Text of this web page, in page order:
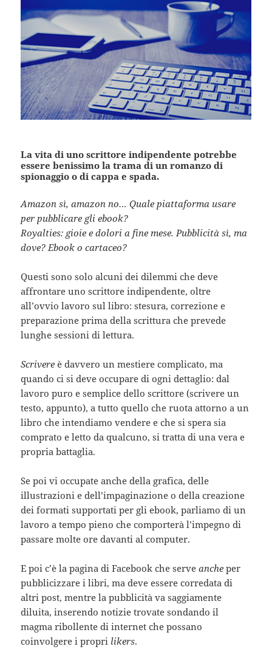
La vita di uno scrittore indipendente potrebbe
essere benissimo la trama di un romanzo di
spionaggio o di cappa e spada.
Amazon sì, amazon no… Quale piattaforma usare
per pubblicare gli ebook?
Royalties: gioie e dolori a fine mese. Pubblicità sì, ma
dove? Ebook o cartaceo?
Questi sono solo alcuni dei dilemmi che deve
affrontare uno scrittore indipendente, oltre
all’ovvio lavoro sul libro: stesura, correzione e
preparazione prima della scrittura che prevede
lunghe sessioni di lettura.
Scrivere è davvero un mestiere complicato, ma
quando ci si deve occupare di ogni dettaglio: dal
lavoro puro e semplice dello scrittore (scrivere un
testo, appunto), a tutto quello che ruota attorno a un
libro che intendiamo vendere e che si spera sia
comprato e letto da qualcuno, si tratta di una vera e
propria battaglia.
Se poi vi occupate anche della grafica, delle
illustrazioni e dell’impaginazione o della creazione
dei formati supportati per gli ebook, parliamo di un
lavoro a tempo pieno che comporterà l’impegno di
passare molte ore davanti al computer.
E poi c’è la pagina di Facebook che serveanche per
pubblicizzare i libri, ma deve essere corredata di
altri post, mentre la pubblicità va saggiamente
diluita, inserendo notizie trovate sondando il
magma ribollente di internet che possano
coinvolgere i propri likers.